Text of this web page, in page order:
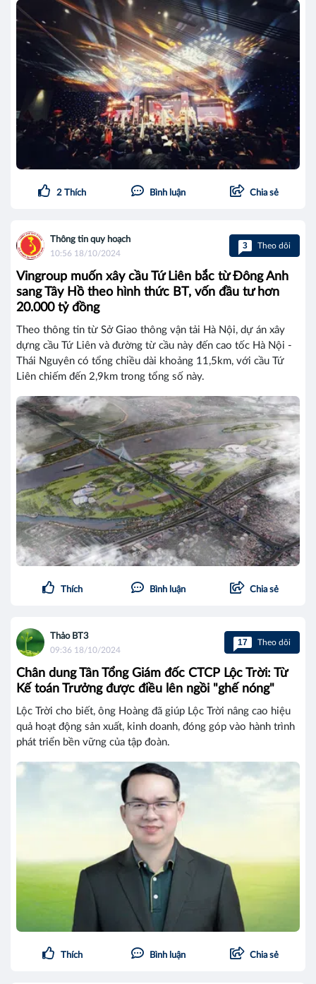
2 Thích Bình luận Chia sẻ
Thông tin quy hoạch
10:56 18/10/2024
3 Theo dõi
Vingroup muốn xây cầu Tứ Liên bắc từ Đông Anh
sang Tây Hồ theo hình thức BT, vốn đầu tư hơn
20.000 tỷ đồng
Theo thông tin từ Sở Giao thông vận tải Hà Nội, dự án xây
dựng cầu Tứ Liên và đường từ cầu này đến cao tốc Hà Nội -
Thái Nguyên có tổng chiều dài khoảng 11,5km, với cầu Tứ
Liên chiếm đến 2,9km trong tổng số này.
Thích Bình luận Chia sẻ
Thảo BT3
09:36 18/10/2024
17 Theo dõi
Chân dung Tân Tổng Giám đốc CTCP Lộc Trời: Từ
Kế toán Trưởng được điều lên ngồi "ghế nóng"
Lộc Trời cho biết, ông Hoàng đã giúp Lộc Trời nâng cao hiệu
quả hoạt động sản xuất, kinh doanh, đóng góp vào hành trình
phát triển bền vững của tập đoàn.
Thích Bình luận Chia sẻ